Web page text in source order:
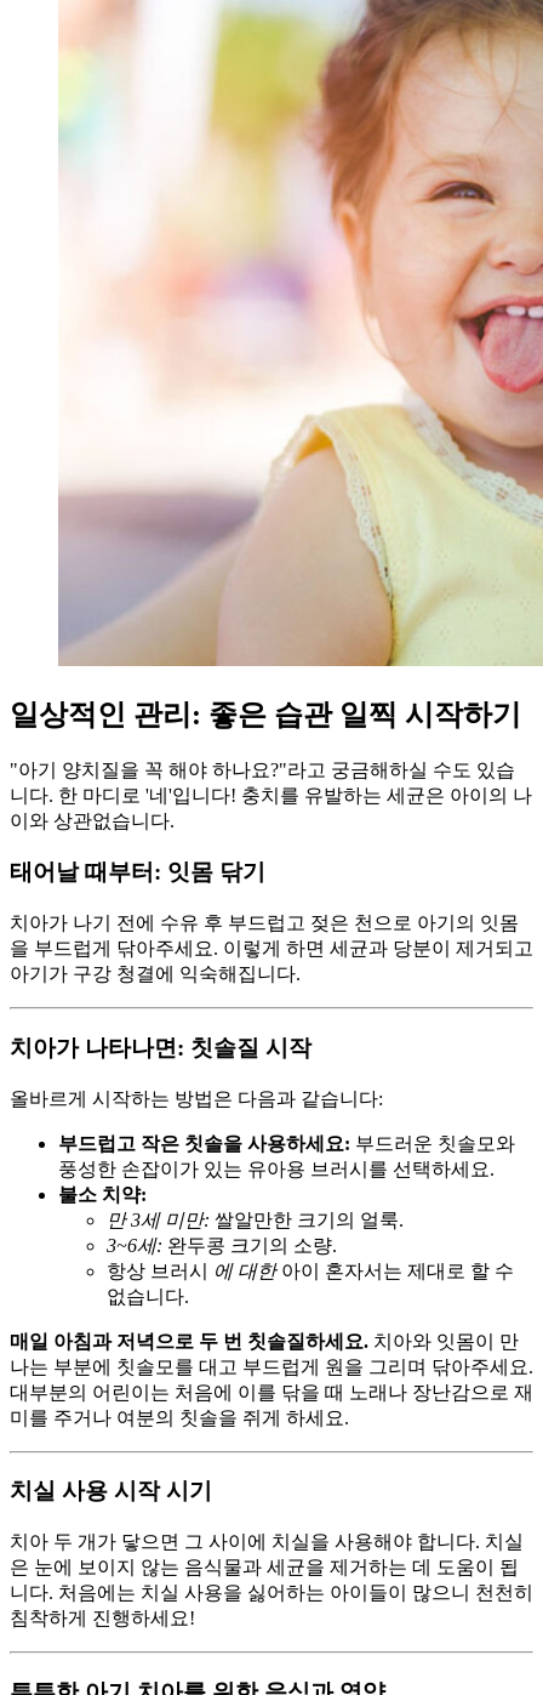
일상적인 관리: 좋은 습관 일찍 시작하기
"아기 양치질을 꼭 해야 하나요?"라고 궁금해하실 수도 있습
니다. 한 마디로 '네'입니다! 충치를 유발하는 세균은 아이의 나
이와 상관없습니다.
태어날 때부터: 잇몸 닦기
치아가 나기 전에 수유 후 부드럽고 젖은 천으로 아기의 잇몸
을 부드럽게 닦아주세요. 이렇게 하면 세균과 당분이 제거되고
아기가 구강 청결에 익숙해집니다.
치아가 나타나면: 칫솔질 시작
올바르게 시작하는 방법은 다음과 같습니다:
부드럽고 작은 칫솔을 사용하세요: 부드러운 칫솔모와
풍성한 손잡이가 있는 유아용 브러시를 선택하세요.
불소 치약:
만 3세 미만: 쌀알만한 크기의 얼룩.
3~6세: 완두콩 크기의 소량.
항상 브러시
에 대한아이 혼자서는 제대로 할 수
없습니다.
매일 아침과 저녁으로 두 번 칫솔질하세요. 치아와 잇몸이 만
나는 부분에 칫솔모를 대고 부드럽게 원을 그리며 닦아주세요.
대부분의 어린이는 처음에 이를 닦을 때 노래나 장난감으로 재
미를 주거나 여분의 칫솔을 쥐게 하세요.
치실 사용 시작 시기
치아 두 개가 닿으면 그 사이에 치실을 사용해야 합니다. 치실
은 눈에 보이지 않는 음식물과 세균을 제거하는 데 도움이 됩
니다. 처음에는 치실 사용을 싫어하는 아이들이 많으니 천천히
침착하게 진행하세요!